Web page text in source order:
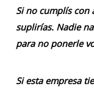
Si no cumplís
suplirías. Nadie
para no ponerle
Si esta empresa